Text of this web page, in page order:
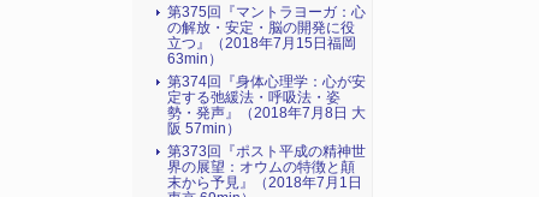
第375回『マントラヨーガ：心
の解放・安定・脳の開発に役
立つ』（2018年7月15日福岡
63min）
第374回『身体心理学：心が安
定する弛緩法・呼吸法・姿
勢・発声』（2018年7月8日 大
阪 57min）
第373回『ポスト平成の精神世
界の展望：オウムの特徴と顛
末から予見』（2018年7月1日